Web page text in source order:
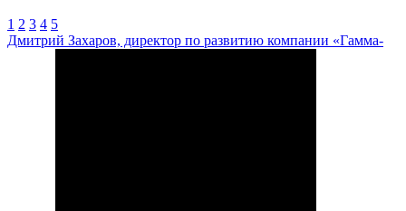
1 2 3 4 5
Дмитрий Захаров, директор по развитию компании «Гамма-